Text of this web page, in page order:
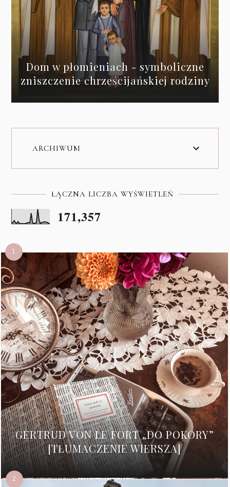
Dom w płomieniach - symboliczne
zniszczenie chrześcijańskiej rodziny
ARCHIWUM
ŁĄCZNA LICZBA WYŚWIETLEŃ
171,357
GERTRUD VON LE FORT „DO POKORY”
[TŁUMACZENIE WIERSZA]